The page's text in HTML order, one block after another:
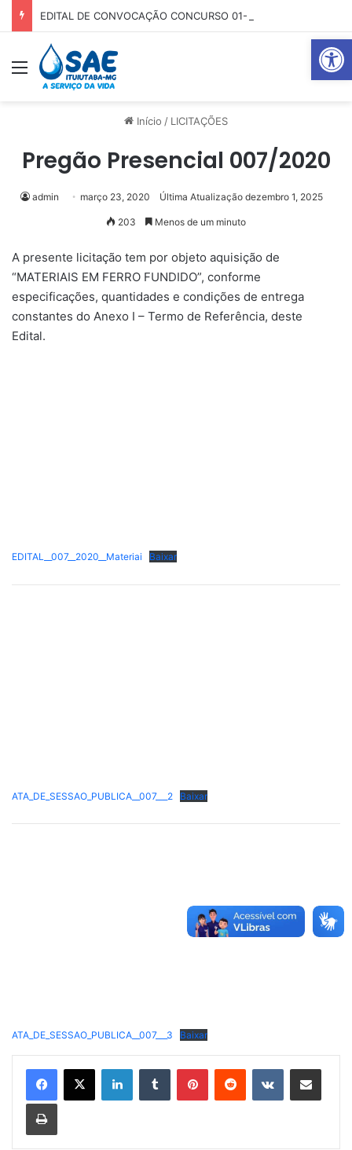
Abrir
EDITAL DE CONVOCAÇÃO CONCURSO 01-2025
Menu
Início / LICITAÇÕES
Pregão Presencial 007/2020
admin março 23, 2020 Última Atualização dezembro 1, 2025
203 Menos de um minuto
A presente licitação tem por objeto aquisição de
“MATERIAIS EM FERRO FUNDIDO”, conforme
especificações, quantidades e condições de entrega
constantes do Anexo I – Termo de Referência, deste
Edital.
EDITAL__007__2020__Materiai Baixar
ATA_DE_SESSAO_PUBLICA__007___2 Baixar
ATA_DE_SESSAO_PUBLICA__007___3 Baixar
LinkedinTumblr PinterestReddit VK Compartilhar via e-mail
Imprimir